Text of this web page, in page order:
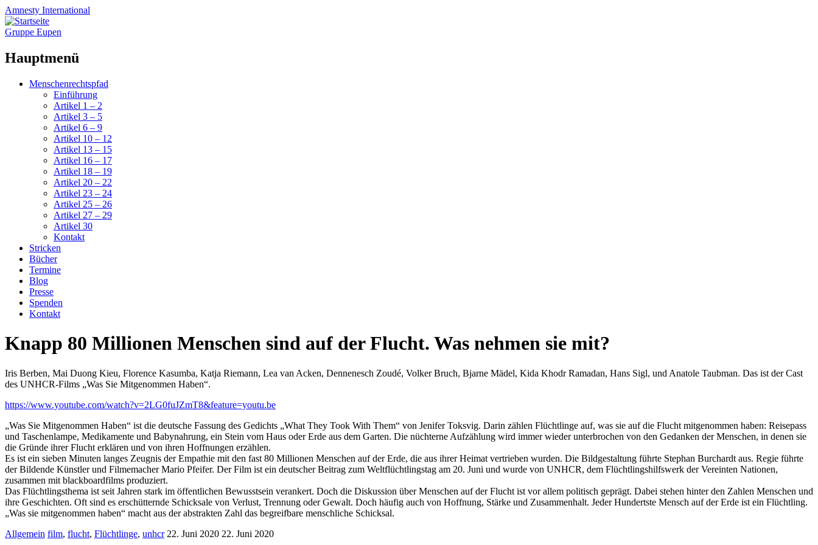
Amnesty International
Gruppe Eupen
Hauptmenü
Zum
Menschenrechtspfad
Einführung
Artikel 1 – 2
Artikel 3 – 5
Artikel 6 – 9
Artikel 10 – 12
Artikel 13 – 15
Artikel 16 – 17
Artikel 18 – 19
Artikel 20 – 22
Artikel 23 – 24
Artikel 25 – 26
Artikel 27 – 29
Artikel 30
Kontakt
Stricken
Bücher
Termine
Blog
Presse
Spenden
Kontakt
Knapp 80 Millionen Menschen sind auf der Flucht. Was nehmen sie mit?
Iris Berben, Mai Duong Kieu, Florence Kasumba, Katja Riemann, Lea van Acken, Dennenesch Zoudé, Volker Bruch, Bjarne Mädel, Kida Khodr Ramadan, Hans Sigl, und Anatole Taubman. Das ist der Cast
des UNHCR-Films „Was Sie Mitgenommen Haben“.
https://www.youtube.com/watch?v=2LG0fuJZmT8&feature=youtu.be
„Was Sie Mitgenommen Haben“ ist die deutsche Fassung des Gedichts „What They Took With Them“ von Jenifer Toksvig. Darin zählen Flüchtlinge auf, was sie auf die Flucht mitgenommen haben: Reisepass
und Taschenlampe, Medikamente und Babynahrung, ein Stein vom Haus oder Erde aus dem Garten. Die nüchterne Aufzählung wird immer wieder unterbrochen von den Gedanken der Menschen, in denen sie
die Gründe ihrer Flucht erklären und von ihren Hoffnungen erzählen.
Es ist ein sieben Minuten langes Zeugnis der Empathie mit den fast 80 Millionen Menschen auf der Erde, die aus ihrer Heimat vertrieben wurden. Die Bildgestaltung führte Stephan Burchardt aus. Regie führte
der Bildende Künstler und Filmemacher Mario Pfeifer. Der Film ist ein deutscher Beitrag zum Weltflüchtlingstag am 20. Juni und wurde von UNHCR, dem Flüchtlingshilfswerk der Vereinten Nationen,
zusammen mit blackboardfilms produziert.
Das Flüchtlingsthema ist seit Jahren stark im öffentlichen Bewusstsein verankert. Doch die Diskussion über Menschen auf der Flucht ist vor allem politisch geprägt. Dabei stehen hinter den Zahlen Menschen und
ihre Geschichten. Oft sind es erschütternde Schicksale von Verlust, Trennung oder Gewalt. Doch häufig auch von Hoffnung, Stärke und Zusammenhalt. Jeder Hundertste Mensch auf der Erde ist ein Flüchtling.
„Was sie mitgenommen haben“ macht aus der abstrakten Zahl das begreifbare menschliche Schicksal.
Allgemein film, flucht, Flüchtlinge, unhcr 22. Juni 2020 22. Juni 2020